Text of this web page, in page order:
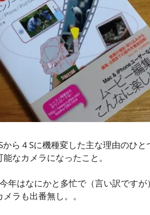
から４Sに機種変した主な理由のひ
なカメラになったこと。
年はなにかと多忙で（言い訳です
ラも出番無し。。